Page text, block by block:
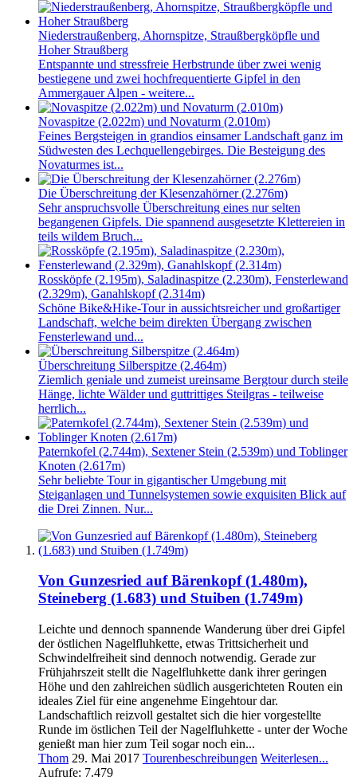
Niederstraußenberg, Ahornspitze, Straußbergköpfle und
Hoher Straußberg
Entspannte und stressfreie Herbstrunde über zwei wenig
bestiegene und zwei hochfrequentierte Gipfel in den
Ammergauer Alpen - weitere...
Novaspitze (2.022m) und Novaturm (2.010m)
Feines Bergsteigen in grandios einsamer Landschaft ganz im
Südwesten des Lechquellengebirges. Die Besteigung des
Novaturmes ist...
Die Überschreitung der Klesenzahörner (2.276m)
Sehr anspruchsvolle Überschreitung eines nur selten
begangenen Gipfels. Die spannend ausgesetzte Klettereien in
teils wildem Bruch...
Rossköpfe (2.195m), Saladinaspitze (2.230m), Fensterlewand
(2.329m), Ganahlskopf (2.314m)
Schöne Bike&Hike-Tour in aussichtsreicher und großartiger
Landschaft, welche beim direkten Übergang zwischen
Fensterlewand und...
Überschreitung Silberspitze (2.464m)
Ziemlich geniale und zumeist ureinsame Bergtour durch steile
Hänge, lichte Wälder und guttrittiges Steilgras - teilweise
herrlich...
Paternkofel (2.744m), Sextener Stein (2.539m) und Toblinger
Knoten (2.617m)
Sehr beliebte Tour in gigantischer Umgebung mit
Steiganlagen und Tunnelsystemen sowie exquisiten Blick auf
die Drei Zinnen. Nur...
Von Gunzesried auf Bärenkopf (1.480m),
Steineberg (1.683) und Stuiben (1.749m)
Leichte und dennoch spannende Wanderung über drei Gipfel
der östlichen Nagelfluhkette, etwas Trittsicherheit und
Schwindelfreiheit sind dennoch notwendig. Gerade zur
Frühjahrszeit stellt die Nagelfluhkette dank ihrer geringen
Höhe und den zahlreichen südlich ausgerichteten Routen ein
ideales Ziel für eine angenehme Eingehtour dar.
Landschaftlich reizvoll gestaltet sich die hier vorgestellte
Runde im östlichen Teil der Nagelfluhkette - unter der Woche
genießt man hier zum Teil sogar noch ein...
Thom 29. Mai 2017 Tourenbeschreibungen Weiterlesen...
Aufrufe: 7.479